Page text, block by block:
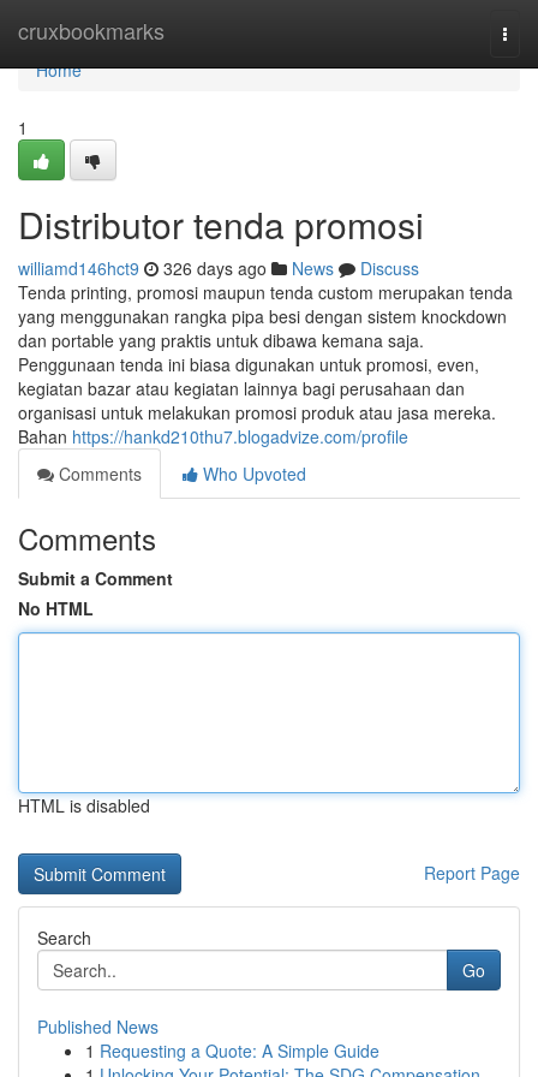
cruxbookmarks
Home
Home
1
Distributor tenda promosi
williamd146hct9 326 days ago News
Discuss
Tenda printing, promosi maupun tenda custom merupakan tenda
yang menggunakan rangka pipa besi dengan sistem knockdown
dan portable yang praktis untuk dibawa kemana saja.
Penggunaan tenda ini biasa digunakan untuk promosi, even,
kegiatan bazar atau kegiatan lainnya bagi perusahaan dan
organisasi untuk melakukan promosi produk atau jasa mereka.
Bahan https://hankd210thu7.blogadvize.com/profile
Comments
Who Upvoted
Comments
Submit a Comment
No HTML
HTML is disabled
Report Page
Search
Go
Published News
1 Requesting a Quote: A Simple Guide